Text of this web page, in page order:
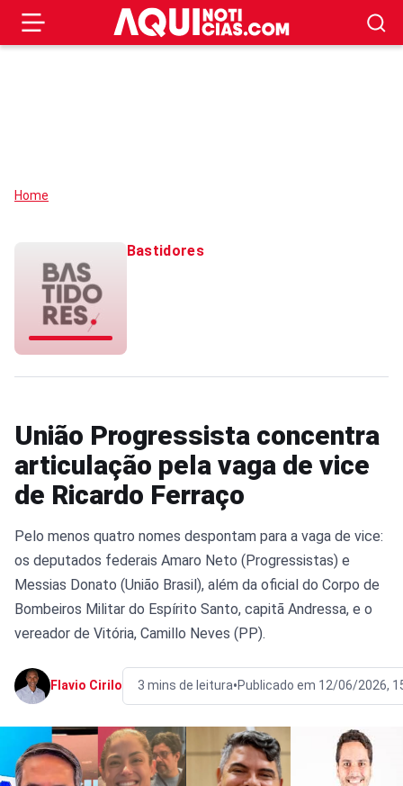
Home
Bastidores
União Progressista concentra
articulação pela vaga de vice
de Ricardo Ferraço
Pelo menos quatro nomes despontam para a vaga de vice:
os deputados federais Amaro Neto (Progressistas) e
Messias Donato (União Brasil), além da oficial do Corpo de
Bombeiros Militar do Espírito Santo, capitã Andressa, e o
vereador de Vitória, Camillo Neves (PP).
Flavio Cirilo 3 mins de leitura•Publicado em 12/06/2026,